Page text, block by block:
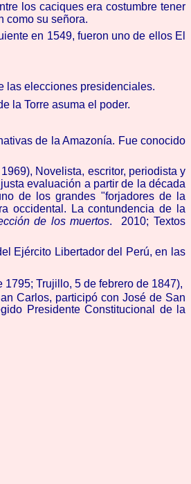
los caciques era costumbre tener
como su señora.
en 1549, fueron uno de ellos El
las elecciones presidenciales.
la Torre asuma el poder.
de la Amazonía. Fue conocido
Novelista, escritor, periodista y
evaluación a partir de la década
de los grandes "forjadores de la
occidental. La contundencia de la
de los muertos. 2010; Textos
Ejército Libertador del Perú, en las
1795; Trujillo, 5 de febrero de 1847),
Carlos, participó con José de San
Presidente Constitucional de la